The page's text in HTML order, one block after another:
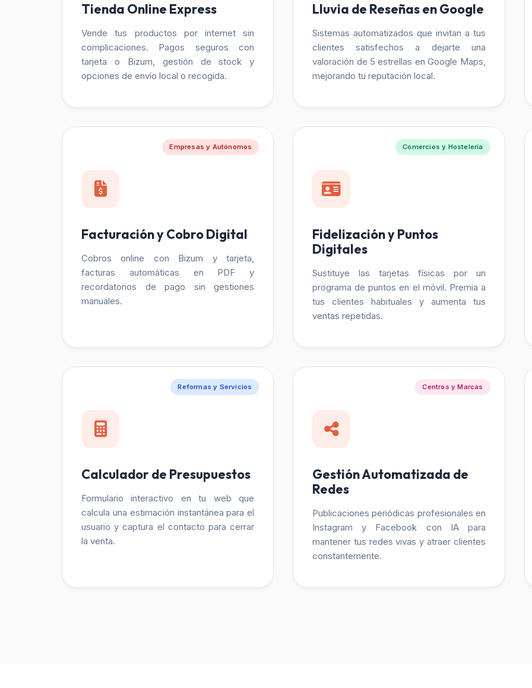
Tienda Online Express
Vende tus productos por internet sin
complicaciones. Pagos seguros con
tarjeta o Bizum, gestión de stock y
opciones de envío local o recogida.
Lluvia de Reseñas en Google
Sistemas automatizados que invitan a tus
clientes satisfechos a dejarte una
valoración de 5 estrellas en Google Maps,
mejorando tu reputación local.
Empresas y Autónomos
Facturación y Cobro Digital
Cobros online con Bizum y tarjeta,
facturas automáticas en PDF y
recordatorios de pago sin gestiones
manuales.
Comercios y Hostelería
Fidelización y Puntos
Digitales
Sustituye las tarjetas físicas por un
programa de puntos en el móvil. Premia a
tus clientes habituales y aumenta tus
ventas repetidas.
Reformas y Servicios
Calculador de Presupuestos
Formulario interactivo en tu web que
calcula una estimación instantánea para el
usuario y captura el contacto para cerrar
la venta.
Centros y Marcas
Gestión Automatizada de
Redes
Publicaciones periódicas profesionales en
Instagram y Facebook con IA para
mantener tus redes vivas y atraer clientes
constantemente.